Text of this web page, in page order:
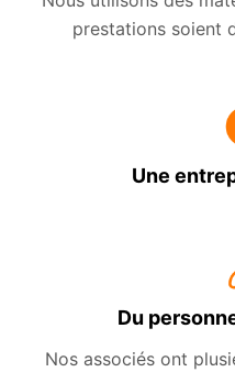
prestations soient
Une
Du
Nos associés ont